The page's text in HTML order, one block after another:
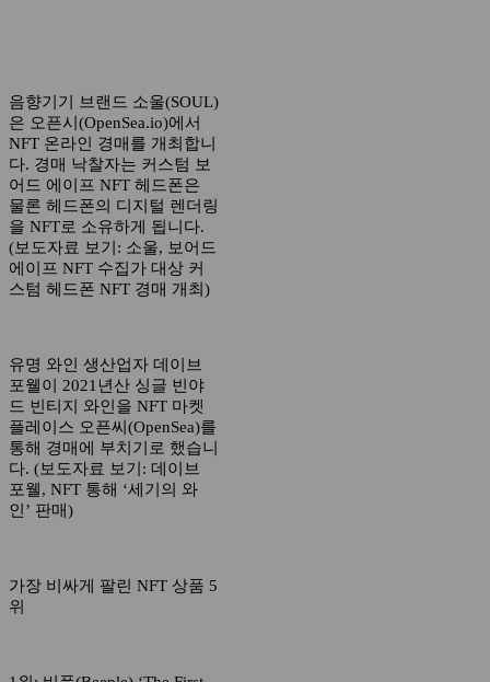
음향기기 브랜드 소울(SOUL)
은 오픈시(OpenSea.io)에서
NFT 온라인 경매를 개최합니
다. 경매 낙찰자는 커스텀 보
어드 에이프 NFT 헤드폰은
물론 헤드폰의 디지털 렌더링
을 NFT로 소유하게 됩니다.
(보도자료 보기: 소울, 보어드
에이프 NFT 수집가 대상 커
스텀 헤드폰 NFT 경매 개최)
유명 와인 생산업자 데이브
포웰이 2021년산 싱글 빈야
드 빈티지 와인을 NFT 마켓
플레이스 오픈씨(OpenSea)를
통해 경매에 부치기로 했습니
다. (보도자료 보기: 데이브
포웰, NFT 통해 ‘세기의 와
인’ 판매)
가장 비싸게 팔린 NFT 상품 5
위